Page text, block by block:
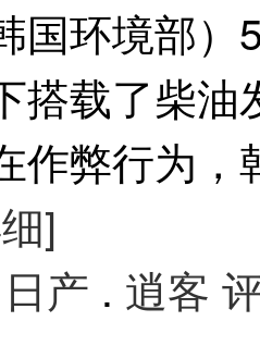
国环境部
搭载了柴
作弊行为
]
日产 . 逍客